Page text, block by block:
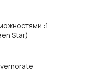
:1
Star)